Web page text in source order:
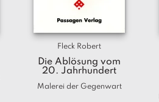
Fleck Robert
Die Ablösung vom
20. Jahrhundert
Malerei der Gegenwart